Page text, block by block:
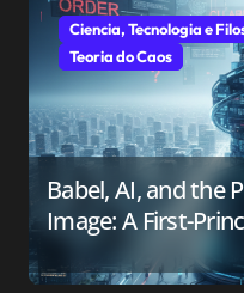
Ciencia, Tecnologia e
Teoria do Caos
Babel, AI, and the
Image: A First-